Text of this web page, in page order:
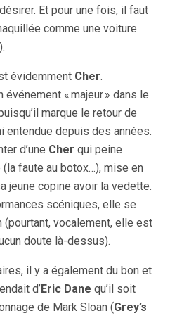
Et pour une fois, il faut
comme une voiture
évidemment Cher.
événement « majeur » dans le
marque le retour de
entendue depuis des années.
d’une Cher qui peine
faute au botox…), mise en
jeune copine avoir la vedette.
scéniques, elle se
vocalement, elle est
doute là-dessus).
il y a également du bon et
d’Eric Dane qu’il soit
de Mark Sloan (Grey’s